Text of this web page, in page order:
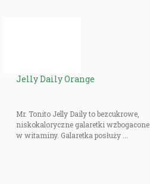
Jelly Daily Orange
Mr. Tonito Jelly Daily to bezcukrowe,
niskokaloryczne galaretki wzbogacone
w witaminy. Galaretka posłuży ...